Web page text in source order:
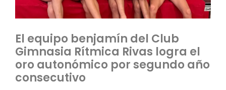
El equipo benjamín del Club
Gimnasia Rítmica Rivas logra el
oro autonómico por segundo año
consecutivo